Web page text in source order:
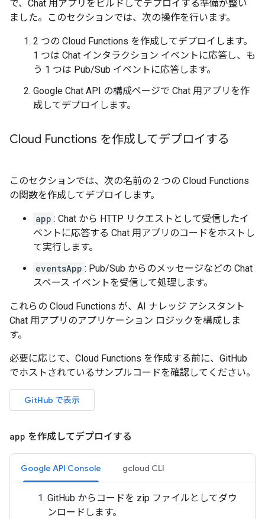
で、Chat 用アプリをビルドしてデプロイする準備が整い
ました。このセクションでは、次の操作を行います。
2 つの Cloud Functions を作成してデプロイします。
1 つは Chat インタラクション イベントに応答し、も
う 1 つは Pub/Sub イベントに応答します。
Google Chat API の構成ページで Chat 用アプリを作
成してデプロイします。
Cloud Functions を作成してデプロイする
このセクションでは、次の名前の 2 つの Cloud Functions
の関数を作成してデプロイします。
app : Chat から HTTP リクエストとして受信したイ
ベントに応答する Chat 用アプリのコードをホストし
て実行します。
eventsApp : Pub/Sub からのメッセージなどの Chat
スペース イベントを受信して処理します。
これらの Cloud Functions が、AI ナレッジ アシスタント
Chat 用アプリのアプリケーション ロジックを構成しま
す。
必要に応じて、Cloud Functions を作成する前に、GitHub
でホストされているサンプルコードを確認してください。
GitHub で表示
app を作成してデプロイする
Google API Console gcloud CLI
GitHub からコードを zip ファイルとしてダウ
ンロードします。